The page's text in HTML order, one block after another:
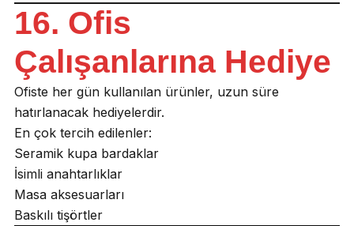
16. Ofis
Çalışanlarına Hediye
Ofiste her gün kullanılan ürünler, uzun süre
hatırlanacak hediyelerdir.
En çok tercih edilenler:
Seramik kupa bardaklar
İsimli anahtarlıklar
Masa aksesuarları
Baskılı tişörtler